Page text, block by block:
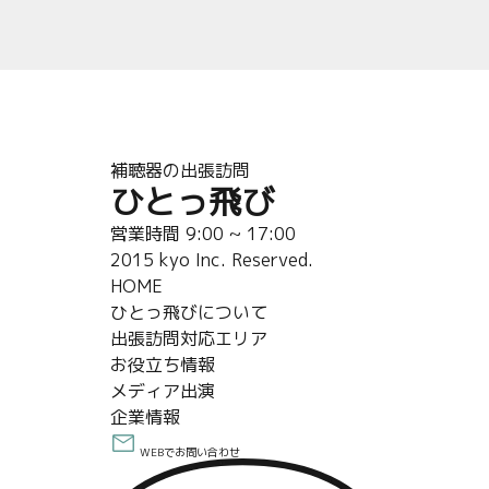
補聴器の出張訪問
ひとっ飛び
営業時間 9:00 ~ 17:00
2015 kyo Inc. Reserved.
HOME
ひとっ飛びについて
出張訪問対応エリア
お役立ち情報
メディア出演
企業情報
WEBでお問い合わせ